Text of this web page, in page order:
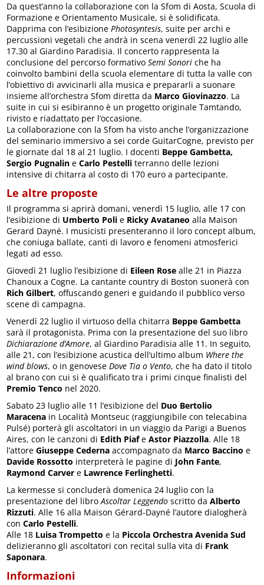
Da quest’anno la collaborazione con la Sfom di Aosta, Scuola di
Formazione e Orientamento Musicale, si è solidificata.
Dapprima con l’esibizionePhotosyntesis, suite per archi e
percussioni vegetali che andrà in scena venerdì 22 luglio alle
17.30 al Giardino Paradisia. Il concerto rappresenta la
conclusione del percorso formativoSemi Sonori che ha
coinvolto bambini della scuola elementare di tutta la valle con
l’obiettivo di avvicinarli alla musica e prepararli a suonare
insieme all’orchestra Sfom diretta da Marco Giovinazzo. La
suite in cui si esibiranno è un progetto originale Tamtando,
rivisto e riadattato per l’occasione.
La collaborazione con la Sfom ha visto anche l’organizzazione
del seminario immersivo a sei corde GuitarCogne, previsto per
le giornate dal 18 al 21 luglio. I docenti Beppe Gambetta,
Sergio PugnalineCarlo Pestelli terranno delle lezioni
intensive di chitarra al costo di 170 euro a partecipante.
Le altre proposte
Il programma si aprirà domani, venerdì 15 luglio, alle 17 con
l’esibizione di Umberto Poli e Ricky Avataneo alla Maison
Gerard Dayné. I musicisti presenteranno il loro concept album,
che coniuga ballate, canti di lavoro e fenomeni atmosferici
legati ad esso.
Giovedì 21 luglio l’esibizione di Eileen Rose alle 21 in Piazza
Chanoux a Cogne. La cantante country di Boston suonerà con
Rich Gilbert, offuscando generi e guidando il pubblico verso
scene di campagna.
Venerdì 22 luglio il virtuoso della chitarra Beppe Gambetta
sarà il protagonista. Prima con la presentazione del suo libro
Dichiarazione d’Amore, al Giardino Paradisia alle 11. In seguito,
alle 21, con l’esibizione acustica dell’ultimo album Where the
wind blows, o in genoveseDove Tia o Vento, che ha dato il titolo
al brano con cui si è qualificato tra i primi cinque finalisti del
Premio Tenco nel 2020.
Sabato 23 luglio alle 11 l’esibizione del Duo Bertolio
Maracena in Località Montseuc (raggiungibile con telecabina
Pulsé) porterà gli ascoltatori in un viaggio da Parigi a Buenos
Aires, con le canzoni di Edith PiafeAstor Piazzolla. Alle 18
l’attoreGiuseppe Cedernaaccompagnato da Marco Baccino e
Davide Rossotto interpreterà le pagine di John Fante,
Raymond Carver e Lawrence Ferlinghetti.
La kermesse si concluderà domenica 24 luglio con la
presentazione del libroAscoltar Leggendo scritto daAlberto
Rizzuti. Alle 16 alla Maison Gérard-Dayné l’autore dialogherà
conCarlo Pestelli.
Alle 18 Luisa Trompetto e la Piccola Orchestra Avenida Sud
delizieranno gli ascoltatori con recital sulla vita di Frank
Saponara.
Informazioni